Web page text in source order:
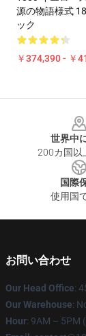
源の物語様式
ック
￥374,390 - ￥
世界中
200カ国以
国際
使用国
お問い合わせ
Our Head Office:
Our Warehouse:
Hour: 9AM – 5PM